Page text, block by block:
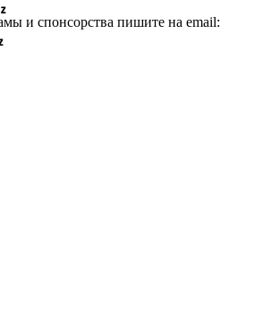
и спонсорства пишите на email: